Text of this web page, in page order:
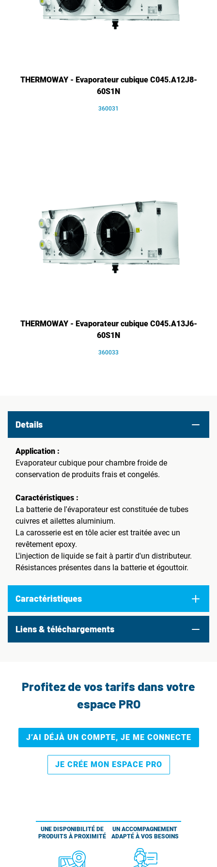
THERMOWAY - Evaporateur cubique C045.A12J8-
60S1N
360031
THERMOWAY - Evaporateur cubique C045.A13J6-
60S1N
360033
Details
Application :
Evaporateur cubique pour chambre froide de
conservation de produits frais et congelés.
Caractéristiques :
La batterie de l'évaporateur est constituée de tubes
cuivres et ailettes aluminium.
La carosserie est en tôle acier est traitée avec un
revêtement epoxy.
L'injection de liquide se fait à partir d'un distributeur.
Résistances présentes dans la batterie et égouttoir.
Caractéristiques
Liens & téléchargements
Profitez de vos tarifs dans votre
espace PRO
J’AI DÉJÀ UN COMPTE, JE ME CONNECTE
JE CRÉE MON ESPACE PRO
UNE DISPONIBILITÉ DE
PRODUITS À PROXIMITÉ
UN ACCOMPAGNEMENT
ADAPTÉ À VOS BESOINS